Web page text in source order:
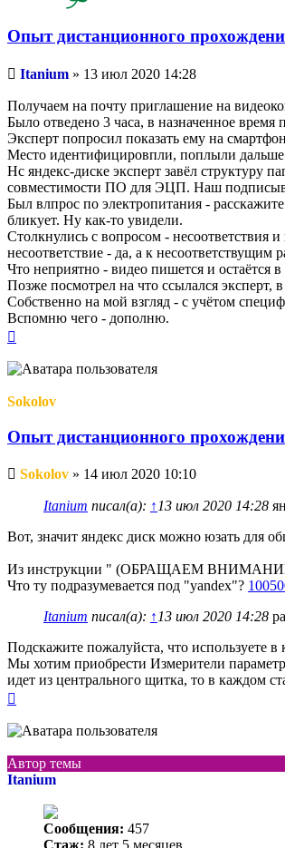
Опыт дистанционного
Непрочитанное
Itanium » 13 июл 2020 14:28
Получаем на почту приглашение на
Было отведено 3 часа, в назначенное
Эксперт попросил показать ему на
Место идентифицировпли, поплыли дальше
Нс яндекс-диске эксперт завёл структуру
совместимости ПО для ЭЦП. Наш
Был влпрос по электропитания -
бликует. Ну как-то увидели.
Столкнулись с вопросом - несоответствия
несоответствие - да, а к
Что неприятно - видео пишется и
Позже посмотрел на что ссылался эксперт,
Собственно на мой взгляд - с учётом
Вспомню чего - дополню.
началу
Sokolov
Опыт дистанционного
Непрочитанное
Sokolov » 14 июл 2020 10:10
Itanium писал(а): ↑ 13 июл 2020 14:28
Вот, значит яндекс диск можно юзать для
Из инструкции " (ОБРАЩАЕМ ВНИМАНИЕ!
Что ту подразумевается под "yandex"?
Itanium писал(а): ↑ 13 июл 2020 14:28
Подскажите пожалуйста, что используете
Мы хотим приобрести Измерители
идет из центрального щитка, то в каждом
началу
Автор темы
Itanium
Сообщения: 457